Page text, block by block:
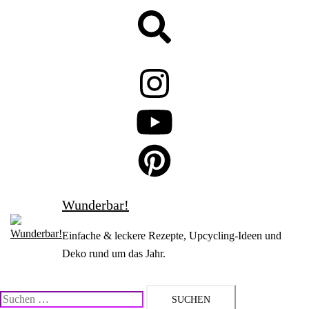
Wunderbar!
Einfache & leckere Rezepte, Upcycling-Ideen und
Deko rund um das Jahr.
Suchen